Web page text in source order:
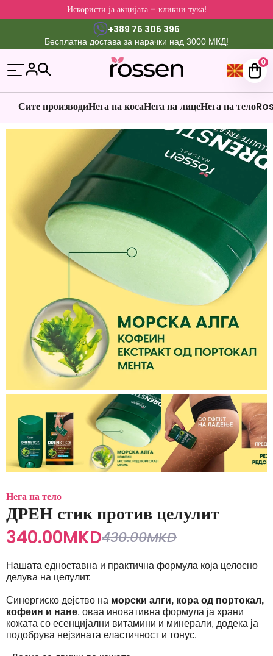
Искористи ја акцијата – кликни тука!
+389 76 306 396
Бесплатна достава за нарачки над 3000 МКД!
0
Сите производиНега на косаНега на лицеНега на тело
Нега на тело
ДРЕН стик против целулит
340.00MKD430.00MKD
Нашата едноставна и практична формула која целосно
делува на целулит.
Синергиско дејство на морски алги, кора од портокал,
кофеин и нане, оваа иновативна формула ја храни
кожата со есенцијални витамини и минерали, додека ја
подобрува нејзината еластичност и тонус.